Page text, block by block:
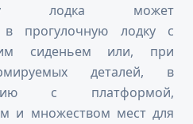
лодка может
в прогулочную лодку с
сиденьем или, при
деталей, в
с платформой,
и множеством мест для